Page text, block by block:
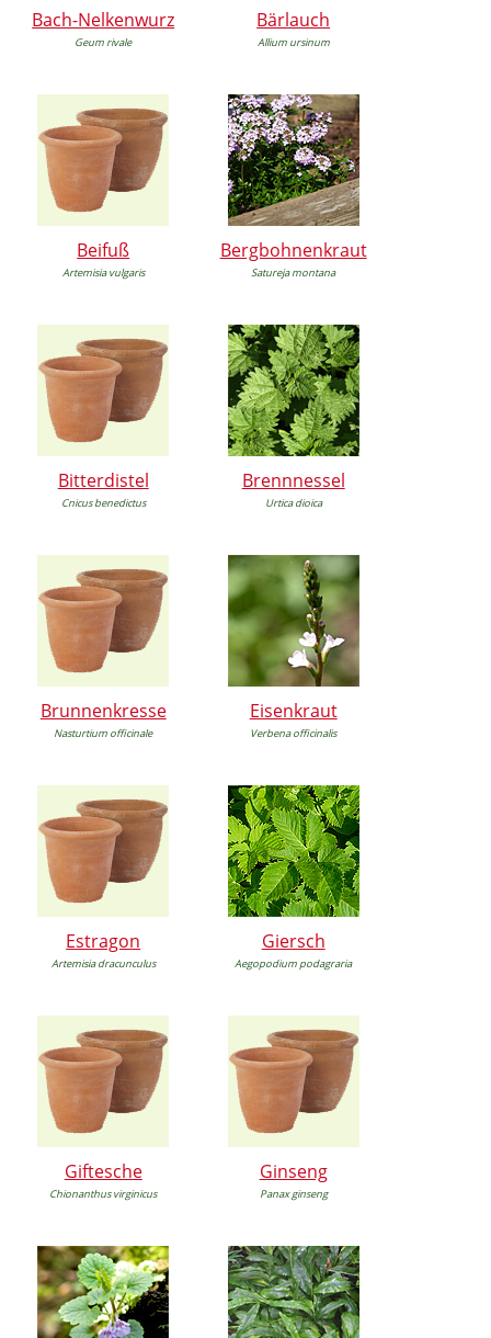
Bach-Nelkenwurz
Geum rivale
Bärlauch
Allium ursinum
Beifuß
Artemisia vulgaris
Bergbohnenkraut
Satureja montana
Bitterdistel
Cnicus benedictus
Brennnessel
Urtica dioica
Brunnenkresse
Nasturtium officinale
Eisenkraut
Verbena officinalis
Estragon
Artemisia dracunculus
Giersch
Aegopodium podagraria
Giftesche
Chionanthus virginicus
Ginseng
Panax ginseng